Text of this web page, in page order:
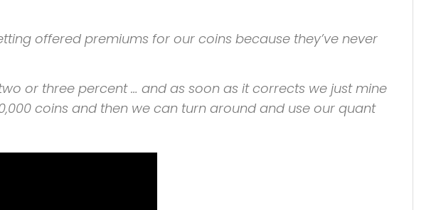
offered premiums for our coins because they’ve never
or three percent … and as soon as it corrects we just mine
coins and then we can turn around and use our quant